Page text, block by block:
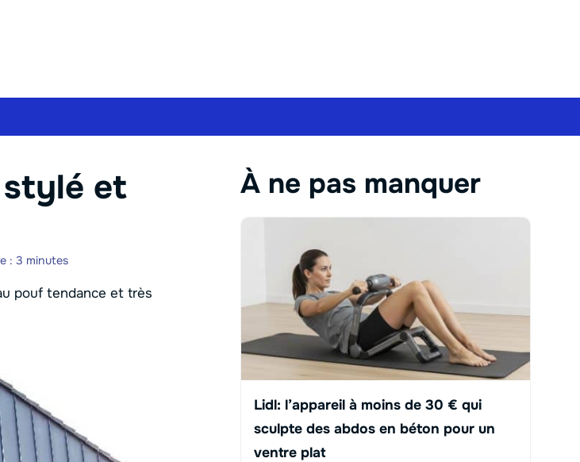
stylé et
: 3 minutes
pouf tendance et très
À ne pas manquer
Lidl: l’appareil à moins de 30 € qui
sculpte des abdos en béton pour un
ventre plat